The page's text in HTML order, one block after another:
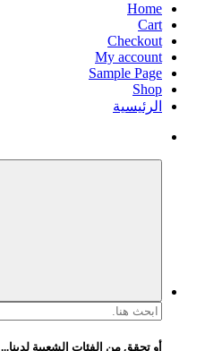
Home
Cart
Checkout
My account
Sample Page
Shop
الرئيسية
البحث
أو تحقق من الفئات الشعبية لدينا...